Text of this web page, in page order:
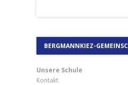
BERGMANNKIEZ-
Unsere Schule
Kontakt